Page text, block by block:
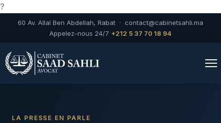
?
60 Av. Allal Ben Abdellah, Rabat · contact@cabinetsahli.ma
Appelez-nous 24/7 +212 5 37 70 18 94
LA PRESSE EN PARLE